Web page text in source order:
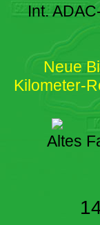
Int.
Neue
Kilometer-
Altes